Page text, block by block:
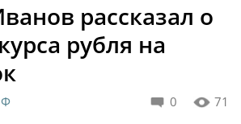
рассказал о
рубля на
0 71